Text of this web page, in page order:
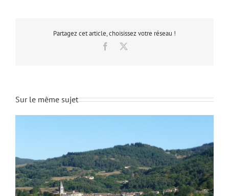
Partagez cet article, choisissez votre réseau !
Facebook
Sur le même sujet